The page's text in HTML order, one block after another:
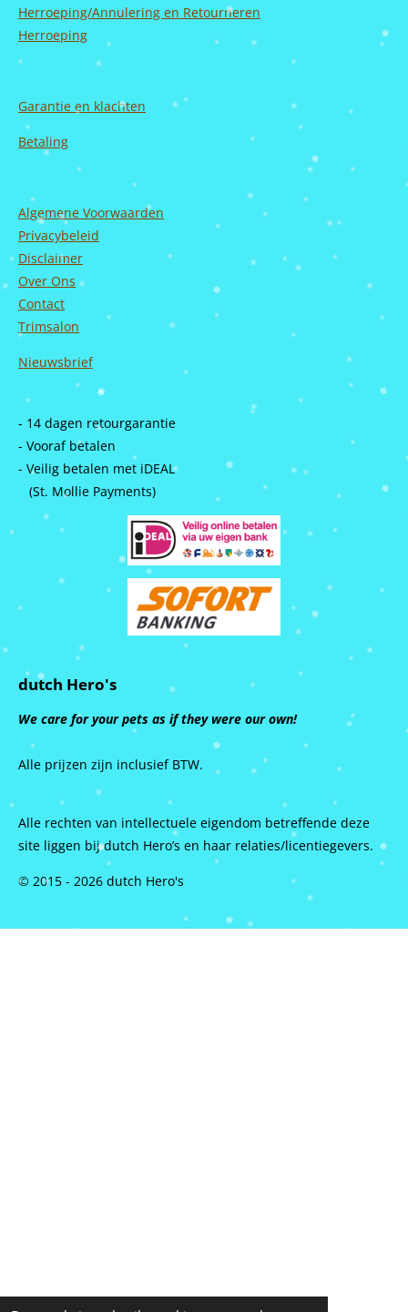
Herroeping/Annulering en Retourneren
Herroeping
Garantie en klachten
Betaling
Algemene Voorwaarden
Privacybeleid
Disclaimer
Over Ons
Contact
Trimsalon
Nieuwsbrief
- 14 dagen retourgarantie
- Vooraf betalen
- Veilig betalen met iDEAL
(St. Mollie Payments)
dutch Hero's
We care for your pets as if they were our own!
Alle prijzen zijn inclusief BTW.
Alle rechten van intellectuele eigendom betreffende deze
site liggen bij dutch Hero’s en haar relaties/licentiegevers.
© 2015 - 2026 dutch Hero's